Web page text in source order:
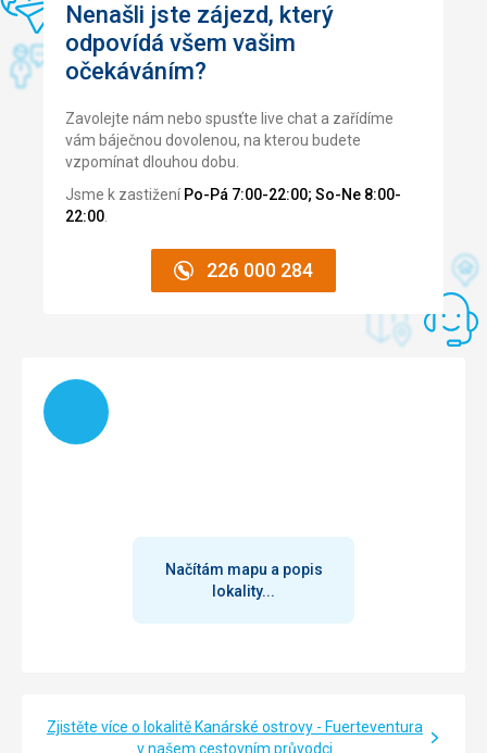
Nenašli jste zájezd, který
odpovídá všem vašim
očekáváním?
Zavolejte nám nebo spusťte live chat a zařídíme
vám báječnou dovolenou, na kterou budete
vzpomínat dlouhou dobu.
Jsme k zastižení Po-Pá 7:00-22:00; So-Ne 8:00-
22:00.
226 000 284
Načítám
Načítám mapu a popis
lokality...
Zjistěte více o lokalitě Kanárské ostrovy - Fuerteventura
v našem cestovním průvodci